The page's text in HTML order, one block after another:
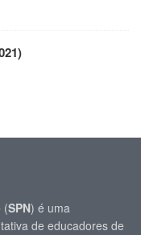
(SPN) é uma
de educadores de